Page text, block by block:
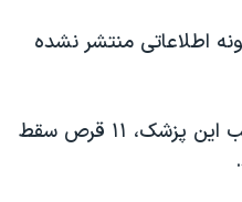
اطلاعاتی منتشر نشده
در گزارش آمده است که در مطب این پزشک، ۱۱ قرص سقط